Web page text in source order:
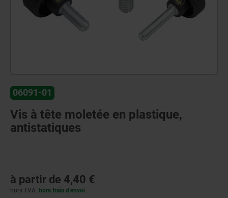
06091-01
Vis à tête moletée en plastique,
antistatiques
à partir de 4,40 €
hors TVA hors frais d’envoi